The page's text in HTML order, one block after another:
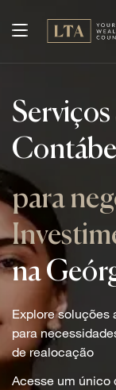
para
na
Explore soluções
para
de realocação
Acesse um único